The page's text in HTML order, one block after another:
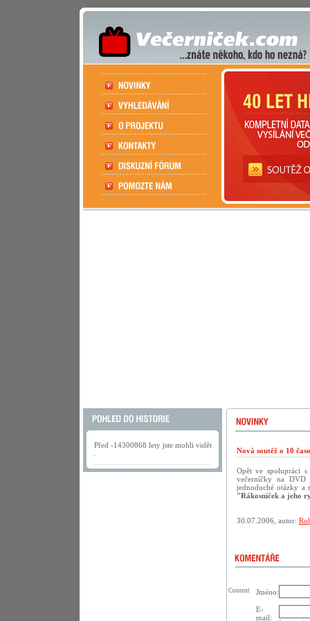
Před -14300868 lety jste mohli vidět
Nová soutěž o 10
Opět ve spolupráci
večerníčky na DVD
jednoduché otázky a
"Rákosníček a jeho
30.07.2006, autor:
Jméno:
E-
mail:
Content